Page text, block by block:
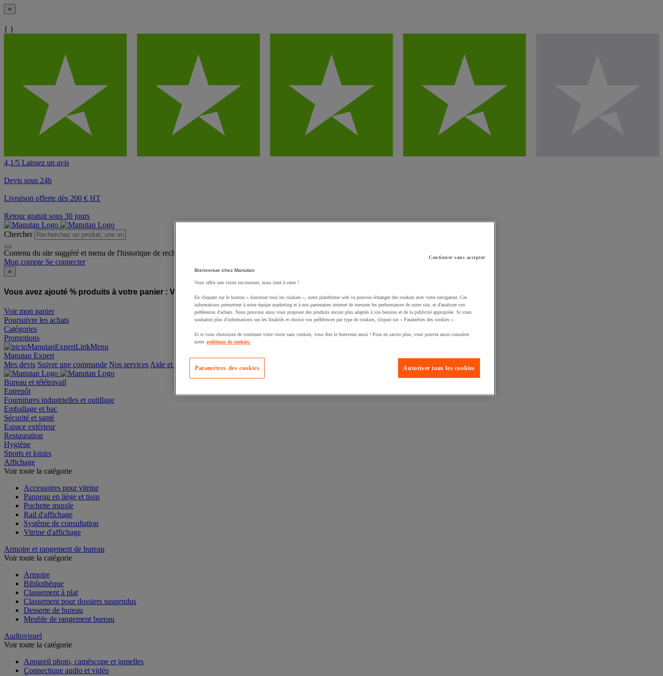
×
{ }
4,1/5 Laissez un avis
Devis sous 24h
Livraison offerte dès 200 € HT
Retour gratuit sous 30 jours
Chercher
Contenu du site suggéré et menu de l'historique de recherche
Mon compte Se connecter
×
Vous avez ajouté % produits à votre panier : Vous avez ajouté un produit à votre panier :
Voir mon panier
Poursuivre les achats
Catégories
Promotions
Manutan Expert
offre reconditionnée
Mes devis Suivre une commande Nos services Aide et contact
Bureau et télétravail
Entrepôt
Fournitures industrielles et outillage
Emballage et bac
Sécurité et santé
Espace extérieur
Restauration
Hygiène
Sports et loisirs
Affichage
Accessoires pour vitrine
Panneau en liège et tissu
Pochette murale
Rail d'affichage
Système de consultation
Armoire et rangement de bureau
Armoire
Bibliothèque
Classement à plat
Classement pour dossiers suspendus
Desserte de bureau
Audiovisuel
Appareil photo, caméscope et jumelles
Continuer sans accepter
Bienvenue chez Manutan
Vous offrir une visite sur-mesure, nous tient à cœur !
En cliquant sur le bouton « Autoriser tous les cookies », notre plateforme web va pouvoir échanger des cookies avec votre navigateur. Ces
informations permettent à notre équipe marketing et à nos partenaires internet de mesurer les performances de notre site, et d'analyser vos
préférences d'achats. Nous pouvons ainsi vous proposer des produits encore plus adaptés à vos besoins et de la publicité appropriée. Si vous
souhaitez plus d'informations sur les finalités et choisir vos préférences par type de cookies, cliquez sur « Paramètres des cookies ».
Et si vous choisissez de continuer votre visite sans cookies, vous êtes le bienvenu aussi ! Pour en savoir plus, vous pouvez aussi consulter
notre politique de cookies.
Autoriser tous les cookies
Paramètres des cookies